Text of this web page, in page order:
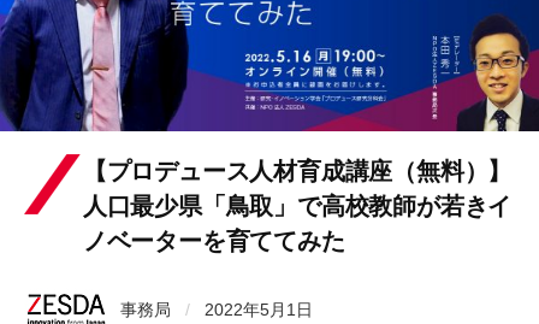
キ
ッ
【プロデュース人材育成講座（無料）】
人口最少県「鳥取」で高校教師が若きイ
ノベーターを育ててみた
事務局 / 2022年5月1日